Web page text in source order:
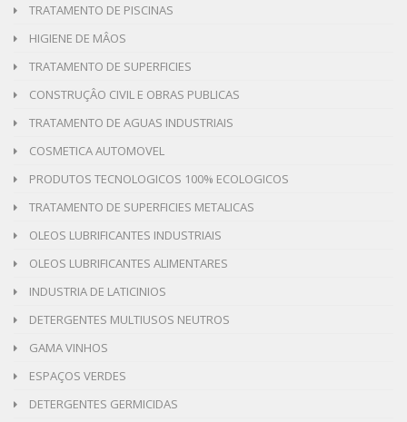
TRATAMENTO DE PISCINAS
HIGIENE DE MÂOS
TRATAMENTO DE SUPERFICIES
CONSTRUÇÂO CIVIL E OBRAS PUBLICAS
TRATAMENTO DE AGUAS INDUSTRIAIS
COSMETICA AUTOMOVEL
PRODUTOS TECNOLOGICOS 100% ECOLOGICOS
TRATAMENTO DE SUPERFICIES METALICAS
OLEOS LUBRIFICANTES INDUSTRIAIS
OLEOS LUBRIFICANTES ALIMENTARES
INDUSTRIA DE LATICINIOS
DETERGENTES MULTIUSOS NEUTROS
GAMA VINHOS
ESPAÇOS VERDES
DETERGENTES GERMICIDAS